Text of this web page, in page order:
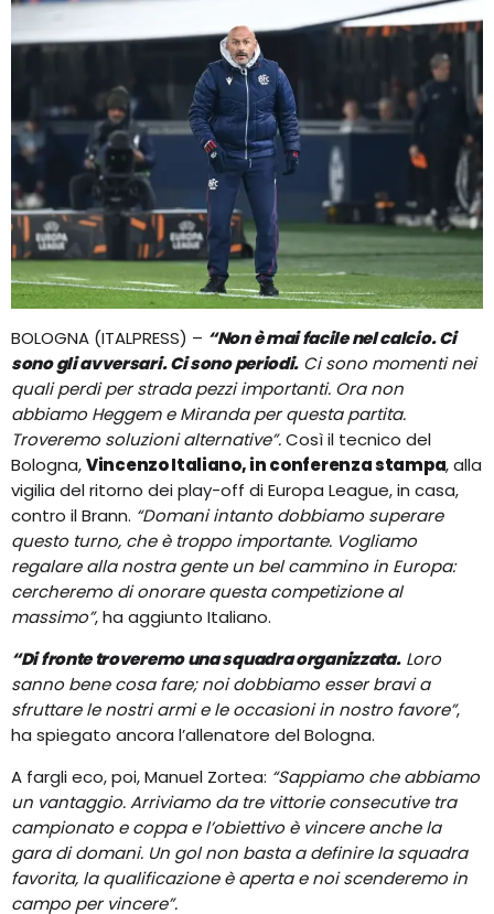
NOTICIAS
BOLOGNA (ITALPRESS) – “Non è mai facile nel calcio. Ci
sono gli avversari. Ci sono periodi. Ci sono momenti nei
quali perdi per strada pezzi importanti. Ora non
abbiamo Heggem e Miranda per questa partita.
Troveremo soluzioni alternative”.Così il tecnico del
Bologna,Vincenzo Italiano, in conferenza stampa, alla
vigilia del ritorno dei play-off di Europa League, in casa,
contro il Brann. “Domani intanto dobbiamo superare
questo turno, che è troppo importante. Vogliamo
regalare alla nostra gente un bel cammino in Europa:
cercheremo di onorare questa competizione al
massimo”, ha aggiunto Italiano.
“Di fronte troveremo una squadra organizzata.Loro
sanno bene cosa fare; noi dobbiamo esser bravi a
sfruttare le nostri armi e le occasioni in nostro favore”,
ha spiegato ancora l’allenatore del Bologna.
A fargli eco, poi, Manuel Zortea: “Sappiamo che abbiamo
un vantaggio. Arriviamo da tre vittorie consecutive tra
campionato e coppa e l’obiettivo è vincere anche la
gara di domani. Un gol non basta a definire la squadra
favorita, la qualificazione è aperta e noi scenderemo in
campo per vincere”.